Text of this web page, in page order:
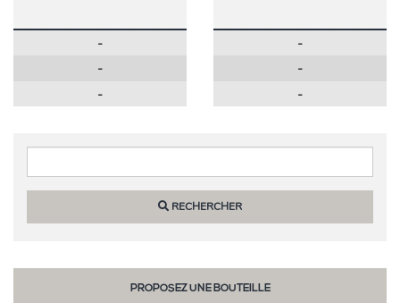
-
-
-
-
-
-
RECHERCHER
PROPOSEZ UNE BOUTEILLE